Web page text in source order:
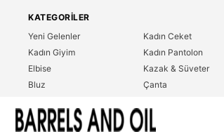
KATEGORILER
Yeni Gelenler
Kadın Giyim
Elbise
Bluz
T-Shirt
Kadın Ceket
Kadın Pantolon
Kazak & Süveter
Çanta